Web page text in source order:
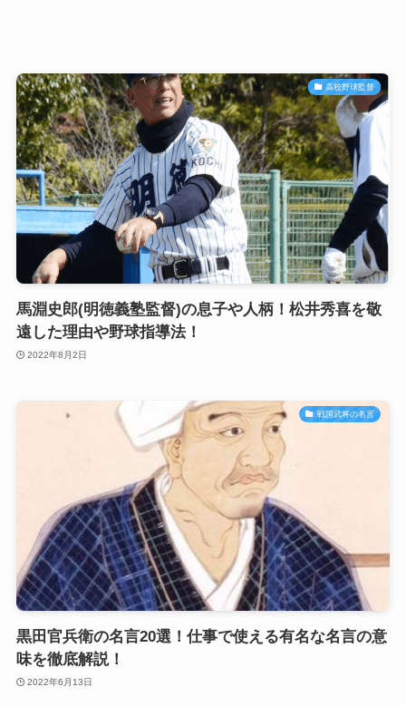
高校野球監督
馬淵史郎(明徳義塾監督)の息子や人柄！松井秀喜を敬
遠した理由や野球指導法！
2022年8月2日
戦国武将の名言
黒田官兵衛の名言20選！仕事で使える有名な名言の意
味を徹底解説！
2022年6月13日